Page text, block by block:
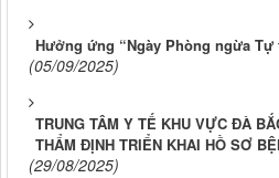
Hưởng ứng “Ngày Phòng ngừa Tự
(05/09/2025)
TRUNG TÂM Y TẾ KHU VỰC ĐÀ
THẨM ĐỊNH TRIỂN KHAI HỒ SƠ
(29/08/2025)